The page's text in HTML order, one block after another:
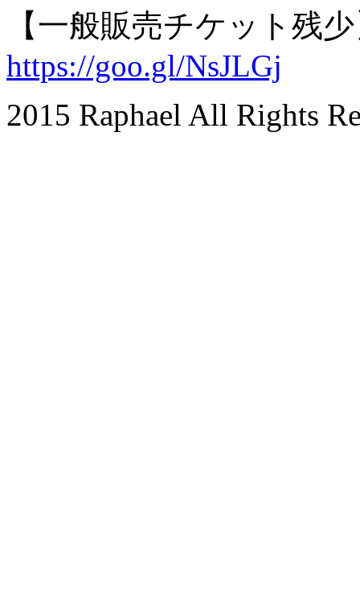
【一般販売チケット残
https://goo.gl/NsJLGj
2015 Raphael All Rights